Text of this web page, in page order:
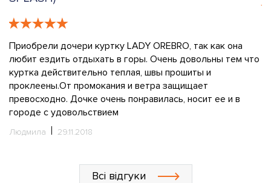
Приобрели дочери куртку LADY OREBRO, так как она
любит ездить отдыхать в горы. Очень довольны тем что
куртка действительно теплая, швы прошиты и
проклеены.От промокания и ветра защищает
превосходно. Дочке очень понравилась, носит ее и в
городе с удовольствием
Людмила 29.11.2018
Всі відгуки